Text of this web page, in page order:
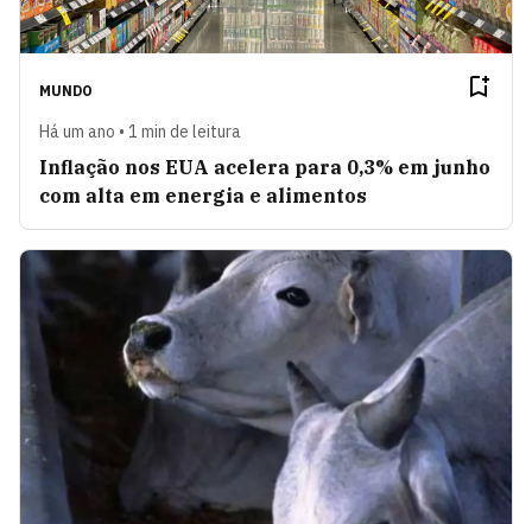
MUNDO
Há um ano • 1 min de leitura
Inflação nos EUA acelera para 0,3% em junho
com alta em energia e alimentos